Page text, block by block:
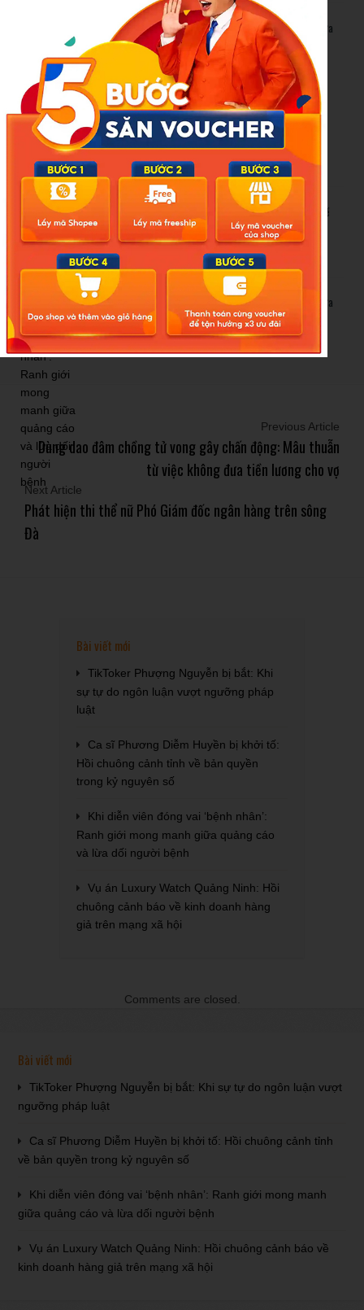
Khi diễn viên đóng vai ‘bệnh nhân’: Ranh giới mong manh giữa
quảng cáo và lừa dối người bệnh
Related Posts
TikToker Phượng Nguyễn bị bắt: Khi sự tự do ngôn luận vượt
ngưỡng pháp luật
Ca sĩ Phương Diễm Huyền bị khởi tố: Hồi chuông cảnh tỉnh về
bản quyền trong kỷ nguyên số
Khi diễn viên đóng vai ‘bệnh nhân’: Ranh giới mong manh giữa
quảng cáo và lừa dối người bệnh
Previous Article
Dùng dao đâm chồng tử vong gây chấn động: Mâu thuẫn
từ việc không đưa tiền lương cho vợ
Next Article
Phát hiện thi thể nữ Phó Giám đốc ngân hàng trên sông
Đà
Bài viết mới
TikToker Phượng Nguyễn bị bắt: Khi
sự tự do ngôn luận vượt ngưỡng pháp
luật
Ca sĩ Phương Diễm Huyền bị khởi tố:
Hồi chuông cảnh tỉnh về bản quyền
trong kỷ nguyên số
Khi diễn viên đóng vai ‘bệnh nhân’:
Ranh giới mong manh giữa quảng cáo
và lừa dối người bệnh
Vụ án Luxury Watch Quảng Ninh: Hồi
chuông cảnh báo về kinh doanh hàng
giả trên mạng xã hội
Comments are closed.
Bài viết mới
TikToker Phượng Nguyễn bị bắt: Khi sự tự do ngôn luận vượt
ngưỡng pháp luật
Ca sĩ Phương Diễm Huyền bị khởi tố: Hồi chuông cảnh tỉnh
về bản quyền trong kỷ nguyên số
Khi diễn viên đóng vai ‘bệnh nhân’: Ranh giới mong manh
giữa quảng cáo và lừa dối người bệnh
Vụ án Luxury Watch Quảng Ninh: Hồi chuông cảnh báo về
kinh doanh hàng giả trên mạng xã hội